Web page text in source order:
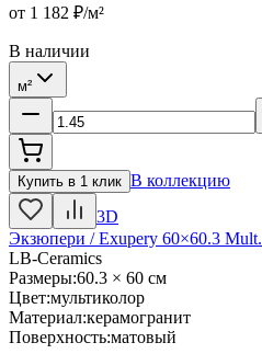
от 1 182 ₽/м²
В наличии
м²
Купить в 1 клик В коллекцию
3D
Экзюпери / Exupery 60×60.3 Mult.
LB-Ceramics
Размеры:60.3 × 60 см
Цвет:мультиколор
Материал:керамогранит
Поверхность:матовый